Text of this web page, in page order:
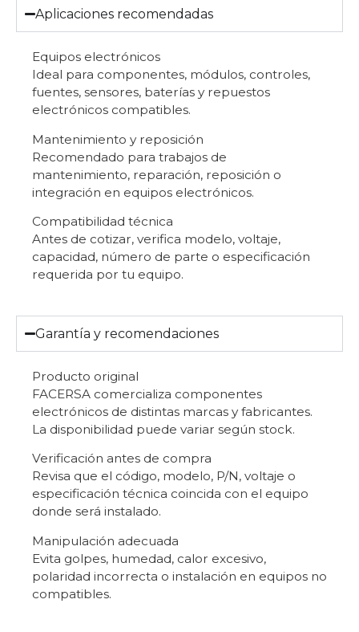
Aplicaciones recomendadas
Equipos electrónicos
Ideal para componentes, módulos, controles,
fuentes, sensores, baterías y repuestos
electrónicos compatibles.
Mantenimiento y reposición
Recomendado para trabajos de
mantenimiento, reparación, reposición o
integración en equipos electrónicos.
Compatibilidad técnica
Antes de cotizar, verifica modelo, voltaje,
capacidad, número de parte o especificación
requerida por tu equipo.
Garantía y recomendaciones
Producto original
FACERSA comercializa componentes
electrónicos de distintas marcas y fabricantes.
La disponibilidad puede variar según stock.
Verificación antes de compra
Revisa que el código, modelo, P/N, voltaje o
especificación técnica coincida con el equipo
donde será instalado.
Manipulación adecuada
Evita golpes, humedad, calor excesivo,
polaridad incorrecta o instalación en equipos no
compatibles.